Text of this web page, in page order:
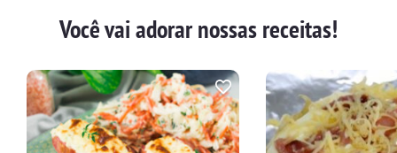
Você vai adorar nossas receitas!